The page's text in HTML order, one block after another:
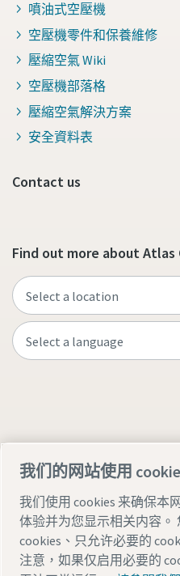
噴油式空壓機
空壓機零件和保養維修
壓縮空氣 Wiki
空壓機部落格
壓縮空氣解決方案
安全資料表
Contact us
Find out more about Atlas
我们的网站使用
我们使用 cookies 来确保本
体验并为您显示相关内容。
cookies、只允许必要的
注意，如果仅启用必要的